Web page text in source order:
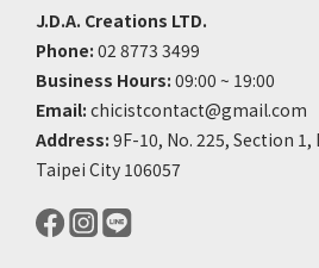
J.D.A. Creations LTD.
Phone: 02 8773 3499
Business Hours: 09:00 ~ 19:00
Email: chicistcontact@gmail.com
Address: 9F-10, No. 225, Section
Taipei City 106057